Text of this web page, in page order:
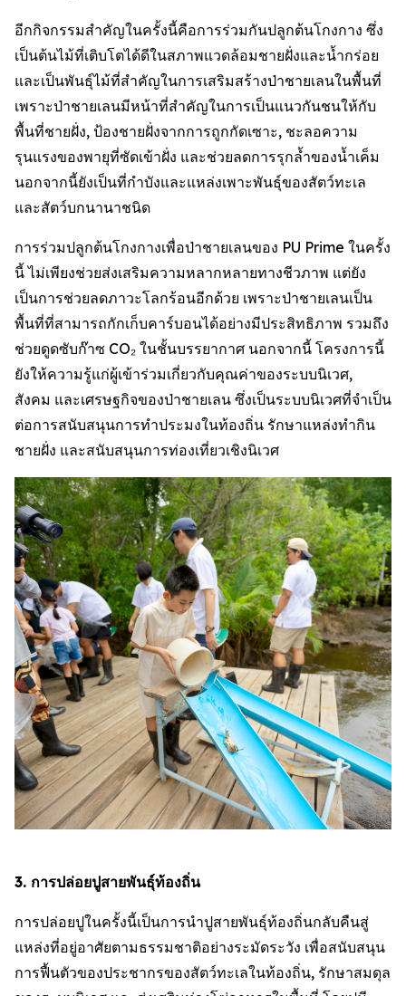
อีกกิจกรรมสำคัญในครั้งนี้คือการร่วมกันปลูกต้นโกงกาง ซึ่ง
เป็นต้นไม้ที่เติบโตได้ดีในสภาพแวดล้อมชายฝั่งและน้ำกร่อย
และเป็นพันธ์ุไม้ที่สำคัญในการเสริมสร้างป่าชายเลนในพื้นที่
เพราะป่าชายเลนมีหน้าที่สำคัญในการเป็นแนวกันชนให้กับ
พื้นที่ชายฝั่ง, ป้องชายฝั่งจากการถูกกัดเซาะ, ชะลอความ
รุนแรงของพายุที่ซัดเข้าฝั่ง และช่วยลดการรุกล้ำของน้ำเค็ม
นอกจากนี้ยังเป็นที่กำบังและแหล่งเพาะพันธุ์ของสัตว์ทะเล
และสัตว์บกนานาชนิด
การร่วมปลูกต้นโกงกางเพื่อป่าชายเลนของ PU Prime ในครั้ง
นี้ ไม่เพียงช่วยส่งเสริมความหลากหลายทางชีวภาพ แต่ยัง
เป็นการช่วยลดภาวะโลกร้อนอีกด้วย เพราะป่าชายเลนเป็น
พื้นที่ที่สามารถกักเก็บคาร์บอนได้อย่างมีประสิทธิภาพ รวมถึง
ช่วยดูดซับก๊าซ CO₂ ในชั้นบรรยากาศ นอกจากนี้ โครงการนี้
ยังให้ความรู้แก่ผู้เข้าร่วมเกี่ยวกับคุณค่าของระบบนิเวศ,
สังคม และเศรษฐกิจของป่าชายเลน ซึ่งเป็นระบบนิเวศที่จำเป็น
ต่อการสนับสนุนการทำประมงในท้องถิ่น รักษาแหล่งทำกิน
ชายฝั่ง และสนับสนุนการท่องเที่ยวเชิงนิเวศ
3. การปล่อยปูสายพันธ์ุท้องถิ่น
การปล่อยปูในครั้งนี้เป็นการนำปูสายพันธุ์ท้องถิ่นกลับคืนสู่
แหล่งที่อยู่อาศัยตามธรรมชาติอย่างระมัดระวัง เพื่อสนับสนุน
การฟื้นตัวของประชากรของสัตว์ทะเลในท้องถิ่น, รักษาสมดุล